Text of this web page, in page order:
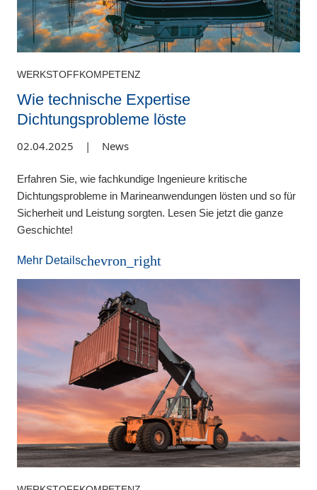
WERKSTOFFKOMPETENZ
Wie technische Expertise
Dichtungsprobleme löste
02.04.2025 | News
Erfahren Sie, wie fachkundige Ingenieure kritische
Dichtungsprobleme in Marineanwendungen lösten und so für
Sicherheit und Leistung sorgten. Lesen Sie jetzt die ganze
Geschichte!
Mehr Detailschevron_right